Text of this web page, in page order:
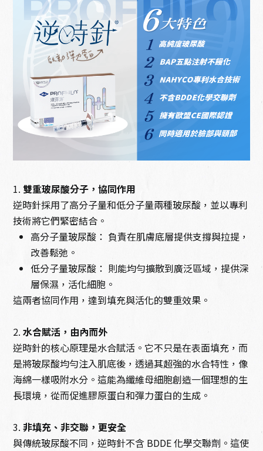
1.雙重玻尿酸分子，協同作用
逆時針採用了高分子量和低分子量兩種玻尿酸，並以專利
技術將它們緊密結合。
高分子量玻尿酸： 負責在肌膚底層提供支撐與拉提，
改善鬆弛。
低分子量玻尿酸： 則能均勻擴散到廣泛區域，提供深
層保濕，活化細胞。
這兩者協同作用，達到填充與活化的雙重效果。
2.水合賦活，由內而外
逆時針的核心原理是水合賦活。它不只是在表面填充，而
是將玻尿酸均勻注入肌底後，透過其超強的水合特性，像
海綿一樣吸附水分。這能為纖維母細胞創造一個理想的生
長環境，從而促進膠原蛋白和彈力蛋白的生成。
3.非填充、非交聯，更安全
與傳統玻尿酸不同，逆時針不含 BDDE 化學交聯劑。這使